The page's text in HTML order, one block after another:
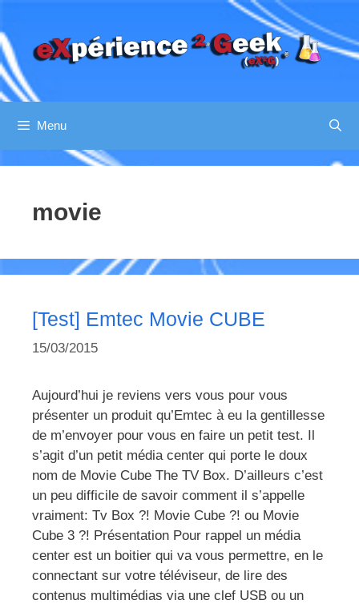
au
contenu
Menu
movie
[Test] Emtec Movie CUBE
15/03/2015
Aujourd’hui je reviens vers vous pour vous
présenter un produit qu’Emtec à eu la gentillesse
de m’envoyer pour vous en faire un petit test. Il
s’agit d’un petit média center qui porte le doux
nom de Movie Cube The TV Box. D’ailleurs c’est
un peu difficile de savoir comment il s’appelle
vraiment: Tv Box ?! Movie Cube ?! ou Movie
Cube 3 ?! Présentation Pour rappel un média
center est un boitier qui va vous permettre, en le
connectant sur votre téléviseur, de lire des
contenus multimédias via une clef USB ou un